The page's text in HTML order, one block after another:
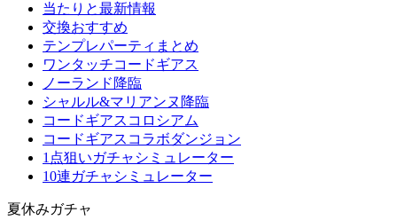
当たりと最新情報
交換おすすめ
テンプレパーティまとめ
ワンタッチコードギアス
ノーランド降臨
シャルル&マリアンヌ降臨
コードギアスコロシアム
コードギアスコラボダンジョン
1点狙いガチャシミュレーター
10連ガチャシミュレーター
夏休みガチャ